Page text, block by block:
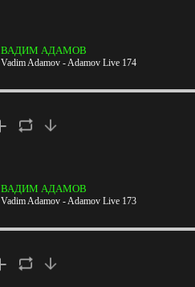
ВАДИМ АДАМОВ
Vadim Adamov - Adamov Live 174
ВАДИМ АДАМОВ
Vadim Adamov - Adamov Live 173